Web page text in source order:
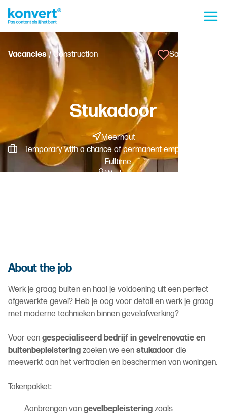
Vacancies/ Construction Save vacancy
Stukadoor
Meerhout
Temporary with a chance of permanent employment -
Fulltime
Worker
About the job
Werk je graag buiten en haal je voldoening uit een perfect
afgewerkte gevel? Heb je oog voor detail en werk je graag
met moderne technieken binnen gevelafwerking?
Voor een gespecialiseerd bedrijf in gevelrenovatie en
buitenbepleistering zoeken we een stukadoor die
meewerkt aan het verfraaien en beschermen van woningen.
Takenpakket:
Aanbrengen van gevelbepleistering zoals